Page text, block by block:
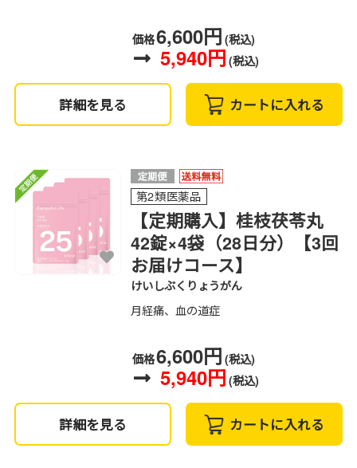
価格6,600円 (税込)
5,940円 (税込)
詳細を見る カートに入れる
第2類医薬品
【定期購入】桂枝茯苓丸
42錠×4袋（28日分）【3回
お届けコース】
けいしぶくりょうがん
月経痛、血の道症
価格6,600円 (税込)
5,940円 (税込)
詳細を見る カートに入れる